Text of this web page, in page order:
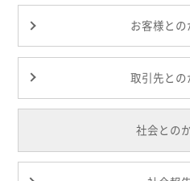
お客様との
取引先との
社会との